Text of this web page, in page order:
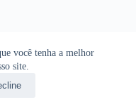
você tenha a melhor
site.
Bíblia Online •